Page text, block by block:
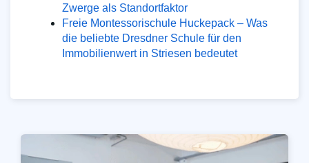
Zwerge als Standortfaktor
Freie Montessorischule Huckepack – Was
die beliebte Dresdner Schule für den
Immobilienwert in Striesen bedeutet